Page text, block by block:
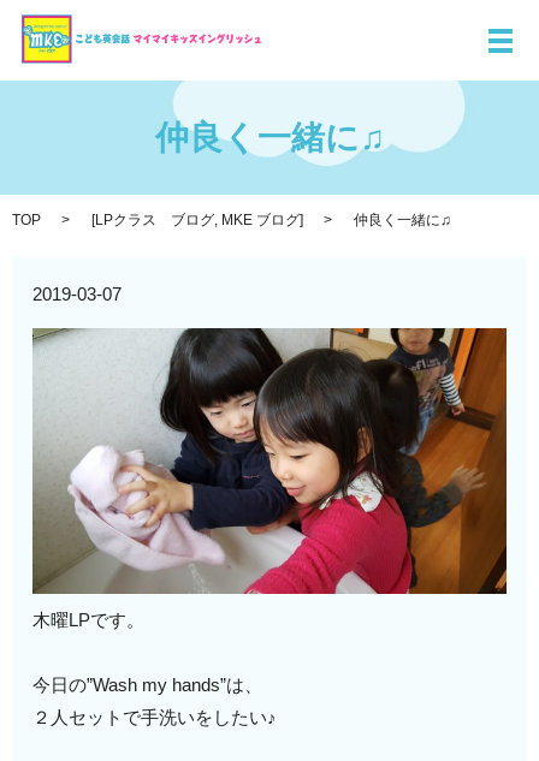
メ
仲良く一緒に♫
TOP [LPクラス ブログ, MKE ブログ] 仲良く一緒に♫
2019-03-07
木曜LPです。
今日の”Wash my hands”は、
２人セットで手洗いをしたい♪